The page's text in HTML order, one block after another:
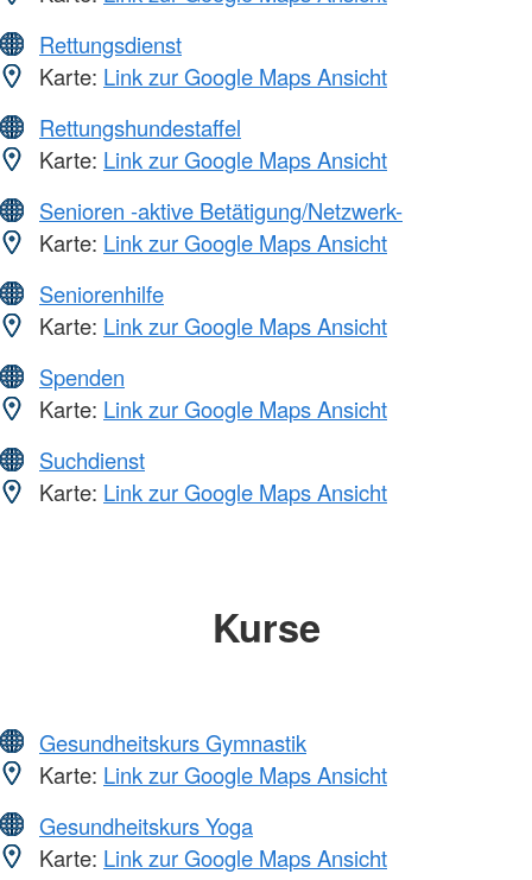
Rettungsdienst
Karte: Link zur Google Maps Ansicht
Rettungshundestaffel
Karte: Link zur Google Maps Ansicht
Senioren -aktive Betätigung/Netzwerk-
Karte: Link zur Google Maps Ansicht
Seniorenhilfe
Karte: Link zur Google Maps Ansicht
Spenden
Karte: Link zur Google Maps Ansicht
Suchdienst
Karte: Link zur Google Maps Ansicht
Kurse
Gesundheitskurs Gymnastik
Karte: Link zur Google Maps Ansicht
Gesundheitskurs Yoga
Karte: Link zur Google Maps Ansicht